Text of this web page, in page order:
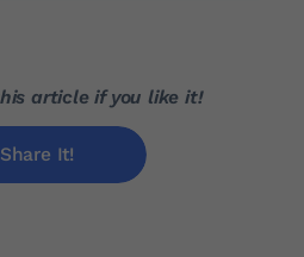
article if you like it!
Share It!